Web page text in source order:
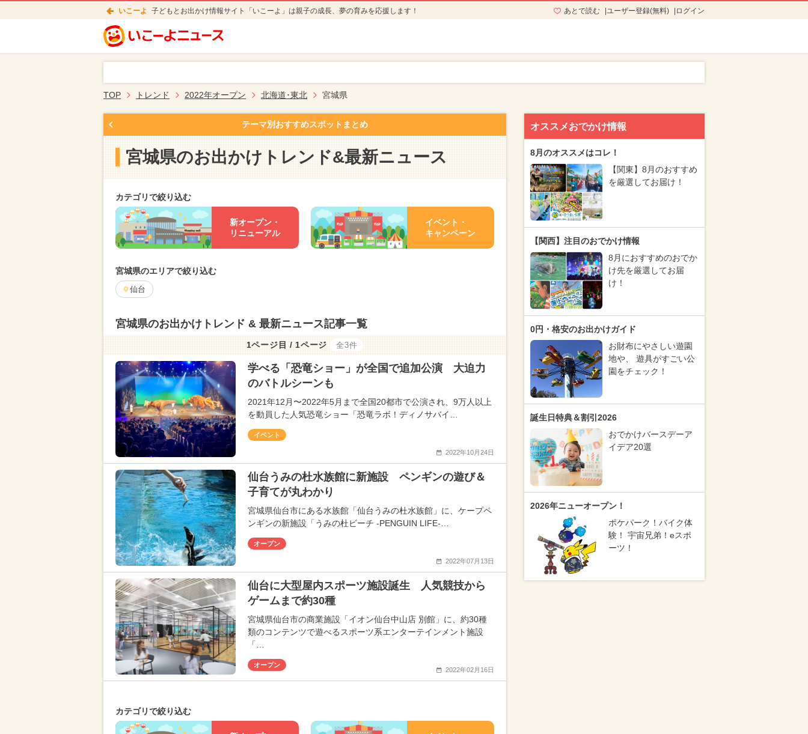
いこーよ 子どもとお出かけ情報サイト「いこーよ」は親子の成長、夢の育みを応援します！ あとで読む ユーザー登録(無料) ログイン
TOP トレンド 2022年オープン 北海道･東北 宮城県
テーマ別おすすめスポットまとめ
宮城県のお出かけトレンド&最新ニュース
カテゴリで絞り込む
新オープン・
リニューアル
イベント・
キャンペーン
宮城県のエリアで絞り込む
仙台
宮城県のお出かけトレンド & 最新ニュース記事一覧
1ページ目 / 1ページ 全3件
学べる「恐竜ショー」が全国で追加公演 大迫力
のバトルシーンも
2021年12月〜2022年5月まで全国20都市で公演され、9万人以上
を動員した人気恐竜ショー「恐竜ラボ！ディノサバイ…
イベント
2022年10月24日
仙台うみの杜水族館に新施設 ペンギンの遊び＆
子育てが丸わかり
宮城県仙台市にある水族館「仙台うみの杜水族館」に、ケープペ
ンギンの新施設「うみの杜ビーチ -PENGUIN LIFE-…
オープン
2022年07月13日
仙台に大型屋内スポーツ施設誕生 人気競技から
ゲームまで約30種
宮城県仙台市の商業施設「イオン仙台中山店 別館」に、約30種
類のコンテンツで遊べるスポーツ系エンターテインメント施設
「…
オープン
2022年02月16日
カテゴリで絞り込む
オススメおでかけ情報
8月のオススメはコレ！
【関東】8月のおすすめ
を厳選してお届け！
【関西】注目のおでかけ情報
8月におすすめのおでか
け先を厳選してお届
け！
0円・格安のお出かけガイド
お財布にやさしい遊園
地や、 遊具がすごい公
園をチェック！
誕生日特典＆割引2026
おでかけバースデーア
イデア20選
2026年ニューオープン！
ポケパーク！バイク体
験！ 宇宙兄弟！eスポ
ーツ！